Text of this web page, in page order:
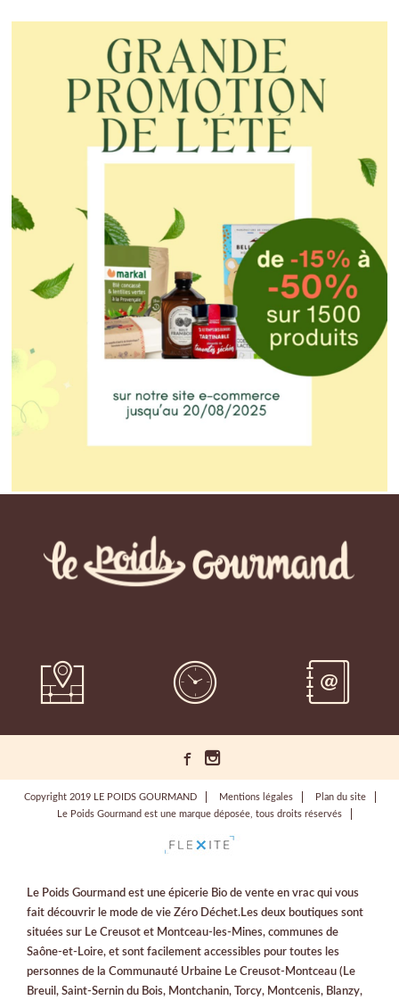
Copyright 2019 LE POIDS GOURMAND Mentions légales
Plan du site
Le Poids Gourmand est une marque déposée, tous droits réservés
Le Poids Gourmand est une épicerie Bio de vente en vrac qui vous
fait découvrir le mode de vie Zéro Déchet.Les deux boutiques sont
situées sur Le Creusot et Montceau-les-Mines, communes de
Saône-et-Loire, et sont facilement accessibles pour toutes les
personnes de la Communauté Urbaine Le Creusot-Montceau (Le
Breuil, Saint-Sernin du Bois, Montchanin, Torcy, Montcenis, Blanzy,